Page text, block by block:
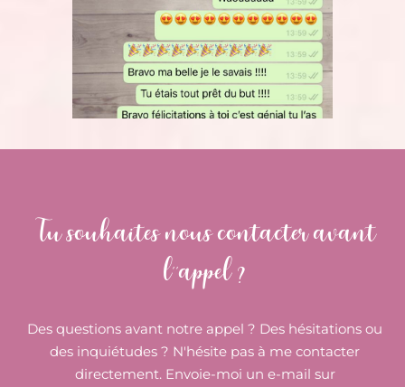
Tu souhaites nous contacter avant
l''appel ?
Des questions avant notre appel ? Des hésitations ou
des inquiétudes ? N'hésite pas à me contacter
directement. Envoie-moi un e-mail sur